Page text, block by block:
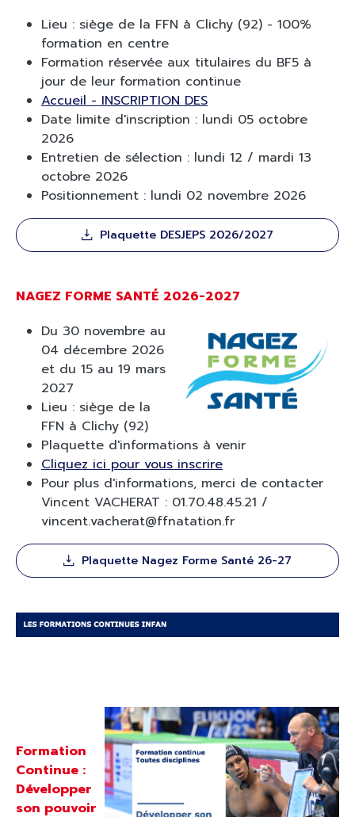
Lieu : siège de la FFN à Clichy (92) - 100%
formation en centre
Formation réservée aux titulaires du BF5 à
jour de leur formation continue
Accueil - INSCRIPTION DES
Date limite d'inscription : lundi 05 octobre
2026
Entretien de sélection : lundi 12 / mardi 13
octobre 2026
Positionnement : lundi 02 novembre 2026
Plaquette DESJEPS 2026/2027
NAGEZ FORME SANTÉ 2026-2027
Du 30 novembre au
04 décembre 2026
et du 15 au 19 mars
2027
Lieu : siège de la
FFN à Clichy (92)
Plaquette d'informations à venir
Cliquez ici pour vous inscrire
Pour plus d'informations, merci de contacter
Vincent VACHERAT : 01.70.48.45.21 /
vincent.vacherat@ffnatation.fr
Plaquette Nagez Forme Santé 26-27
Formation
Continue :
Développer
son pouvoir